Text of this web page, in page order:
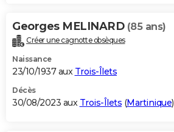
Bricolage
Lifestyle
Culture
Sport
Auto
Television
Voyage
Cinema
Georges MELINARD (85 ans)
Créer une cagnotte obsèques
Naissance
23/10/1937 aux Trois-Îlets
Décès
30/08/2023 aux Trois-Îlets (Martinique)